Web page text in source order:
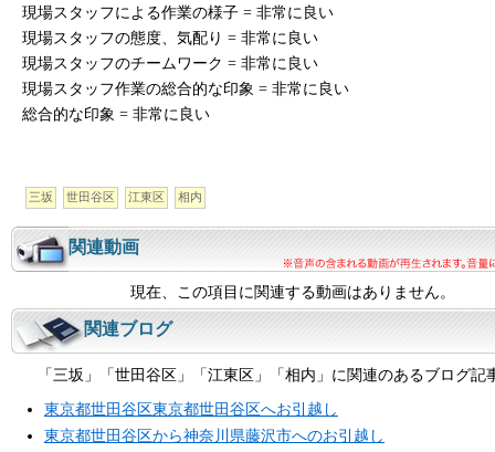
現場スタッフによる作業の様子 = 非常に良い
現場スタッフの態度、気配り = 非常に良い
現場スタッフのチームワーク = 非常に良い
現場スタッフ作業の総合的な印象 = 非常に良い
総合的な印象 = 非常に良い
三坂 世田谷区 江東区 相内
関連動画
現在、この項目に関連する動画はありません。
関連ブログ
「三坂」「世田谷区」「江東区」「相内」に関連のあるブログ記
東京都世田谷区東京都世田谷区へお引越し
東京都世田谷区から神奈川県藤沢市へのお引越し